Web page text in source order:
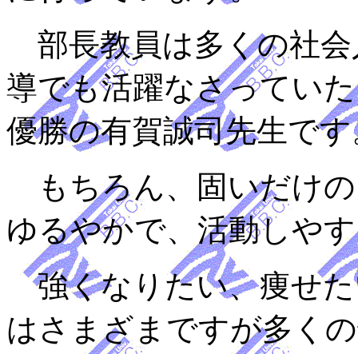
部長教員は多くの社
導でも活躍なさってい
優勝の有賀誠司先生で
もちろん、固いだけ
ゆるやかで、活動しや
強くなりたい、痩せ
はさまざまですが多く